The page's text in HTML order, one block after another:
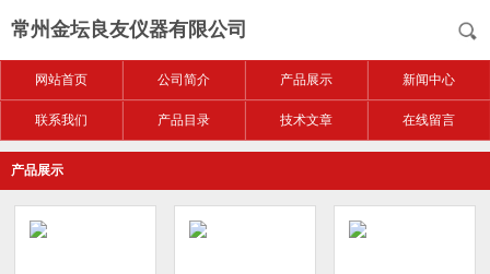
常州金坛良友仪器有限公司
网站首页 公司简介 产品展示 新闻中心
联系我们 产品目录 技术文章 在线留言
产品展示